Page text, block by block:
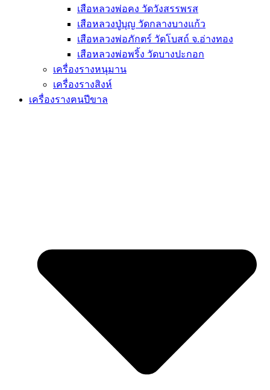
เสือหลวงพ่อคง วัดวังสรรพรส
เสือหลวงปู่บุญ วัดกลางบางแก้ว
เสือหลวงพ่อภักตร์ วัดโบสถ์ จ.อ่างทอง
เสือหลวงพ่อพริ้ง วัดบางปะกอก
เครื่องรางหนุมาน
เครื่องรางสิงห์
เครื่องรางฅนปีขาล